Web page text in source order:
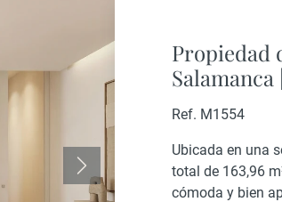
Siguiente
Propiedad
Ref. M1554
Ubicada en una
total de 163,96
cómoda y bien